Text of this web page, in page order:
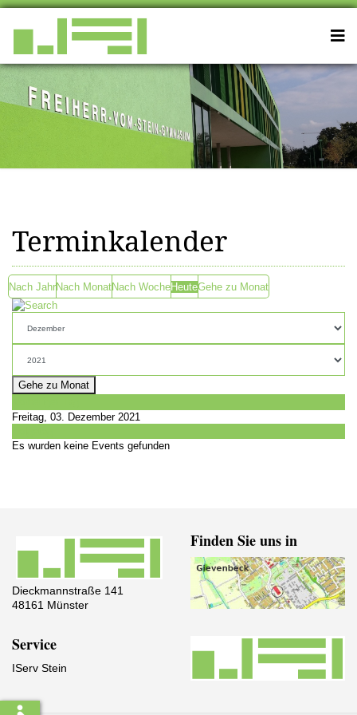
Terminkalender
Nach JahrNach MonatNach WocheHeuteGehe zu Monat
Gehe zu Monat
Freitag, 03. Dezember 2021
Es wurden keine Events gefunden
Dieckmannstraße 141
48161 Münster
Finden Sie uns in
Service
IServ Stein